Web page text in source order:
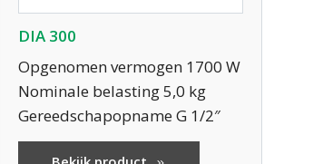
DIA 300
Opgenomen vermogen 1700 W
Nominale belasting 5,0 kg
Gereedschapopname G 1/2″